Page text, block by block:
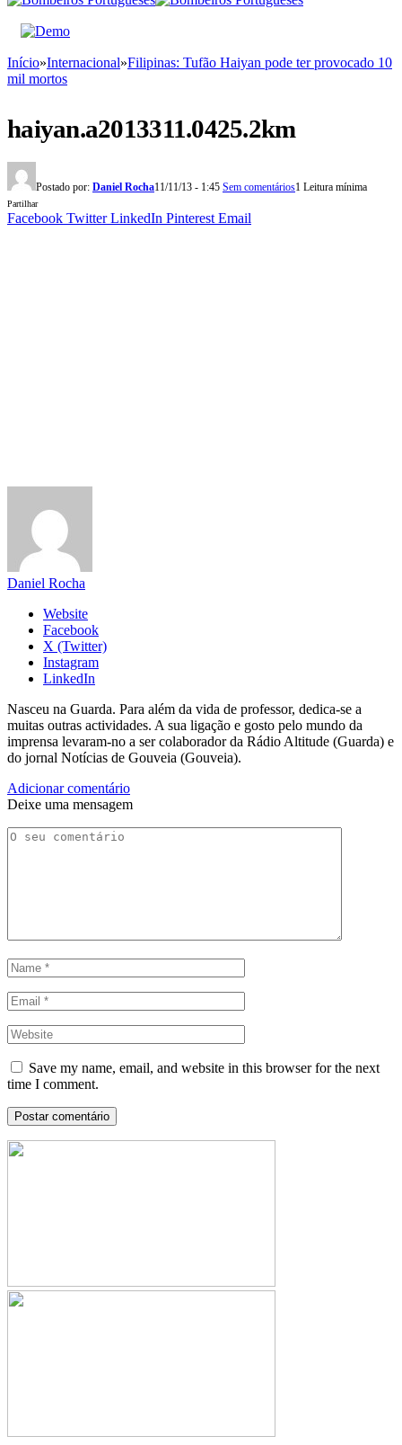
Início»Internacional»Filipinas: Tufão Haiyan pode ter provocado 10
mil mortos
haiyan.a2013311.0425.2km
Postado por: Daniel Rocha11/11/13 - 1:45 Sem comentários1 Leitura mínima
Partilhar
Facebook Twitter LinkedIn Pinterest Email
Daniel Rocha
Website
Facebook
X (Twitter)
Instagram
LinkedIn
Nasceu na Guarda. Para além da vida de professor, dedica-se a
muitas outras actividades. A sua ligação e gosto pelo mundo da
imprensa levaram-no a ser colaborador da Rádio Altitude (Guarda) e
do jornal Notícias de Gouveia (Gouveia).
Adicionar comentário
Deixe uma mensagem
Save my name, email, and website in this browser for the next
time I comment.